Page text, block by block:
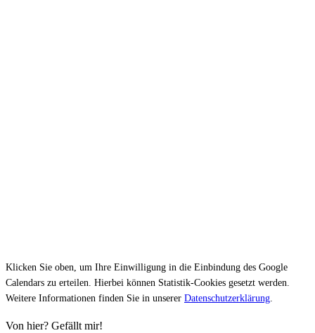
Klicken Sie oben, um Ihre Einwilligung in die Einbindung des Google
Calendars zu erteilen. Hierbei können Statistik-Cookies gesetzt werden.
Weitere Informationen finden Sie in unserer Datenschutzerklärung.
Von hier? Gefällt mir!